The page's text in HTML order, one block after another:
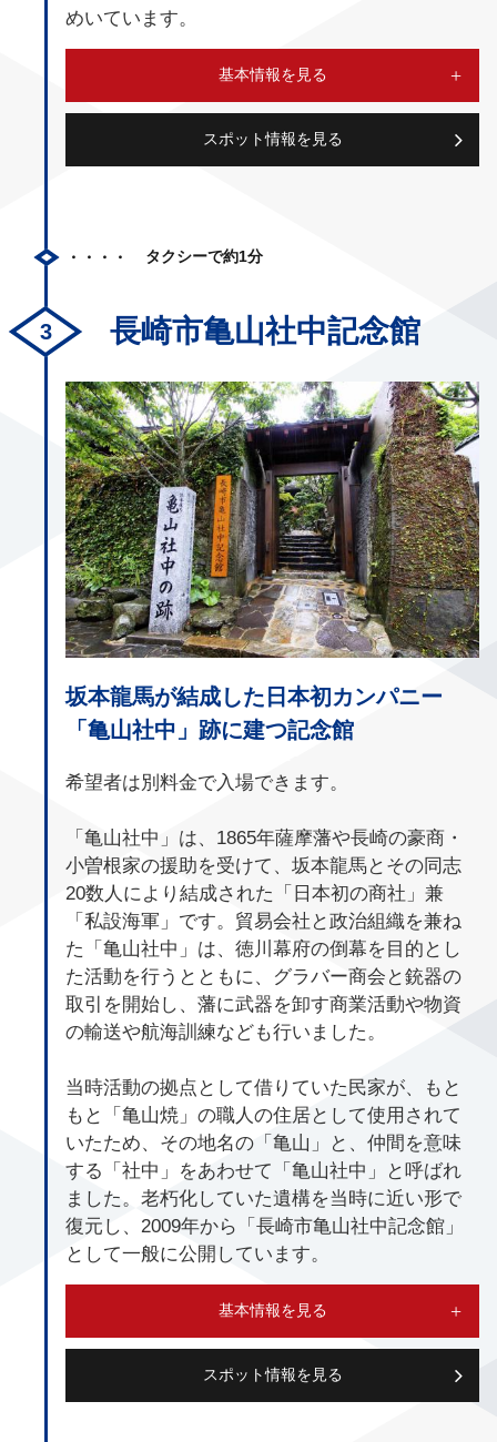
めいています。
基本情報を見る
スポット情報を見る
タクシーで約1分
長崎市亀山社中記念館
坂本龍馬が結成した日本初カンパニー
「亀山社中」跡に建つ記念館
希望者は別料金で入場できます。
「亀山社中」は、1865年薩摩藩や長崎の豪商・
小曽根家の援助を受けて、坂本龍馬とその同志
20数人により結成された「日本初の商社」兼
「私設海軍」です。貿易会社と政治組織を兼ね
た「亀山社中」は、徳川幕府の倒幕を目的とし
た活動を行うとともに、グラバー商会と銃器の
取引を開始し、藩に武器を卸す商業活動や物資
の輸送や航海訓練なども行いました。
当時活動の拠点として借りていた民家が、もと
もと「亀山焼」の職人の住居として使用されて
いたため、その地名の「亀山」と、仲間を意味
する「社中」をあわせて「亀山社中」と呼ばれ
ました。老朽化していた遺構を当時に近い形で
復元し、2009年から「長崎市亀山社中記念館」
として一般に公開しています。
基本情報を見る
スポット情報を見る